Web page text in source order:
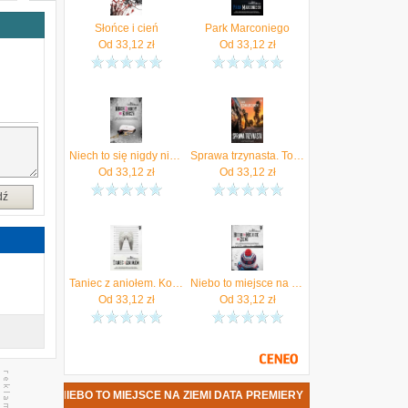
Słońce i cień
Od 33,12 zł
Park Marconiego
Od 33,12 zł
Niech to się nigdy nie kończy
Od 33,12 zł
Sprawa trzynasta. Tom 13 (audiobook)
Od 33,12 zł
Taniec z aniołem. Komisarz Erik Winter. Tom I - Ake Edwardson (E-book)
Od 33,12 zł
Niebo to miejsce na ziemi. Komisarz Erik Winter. Tom V - Ake Edwardson (E-book)
Od 33,12 zł
- NIEBO TO MIEJSCE NA ZIEMI DATA PREMIERY